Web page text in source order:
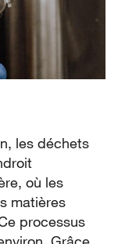
les déchets
où les
matières
processus